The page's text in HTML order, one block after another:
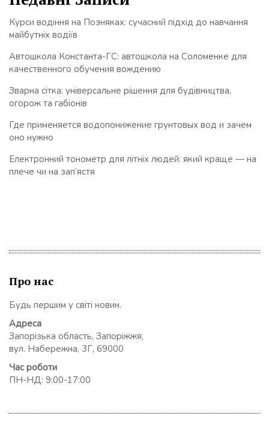
Курси водіння на Позняках: сучасний підхід до навчання
майбутніх водіїв
Автошкола Константа-ГС: автошкола на Соломенке для
качественного обучения вождению
Зварна сітка: універсальне рішення для будівництва,
огорож та габіонів
Где применяется водопонижение грунтовых вод и зачем
оно нужно
Електронний тонометр для літніх людей: який краще — на
плече чи на зап’ястя
Про нас
Будь першим у світі новин.
Адреса
Запорізька область, Запоріжжя,
вул. Набережна, 3Г, 69000
Час роботи
ПН-НД: 9:00-17:00